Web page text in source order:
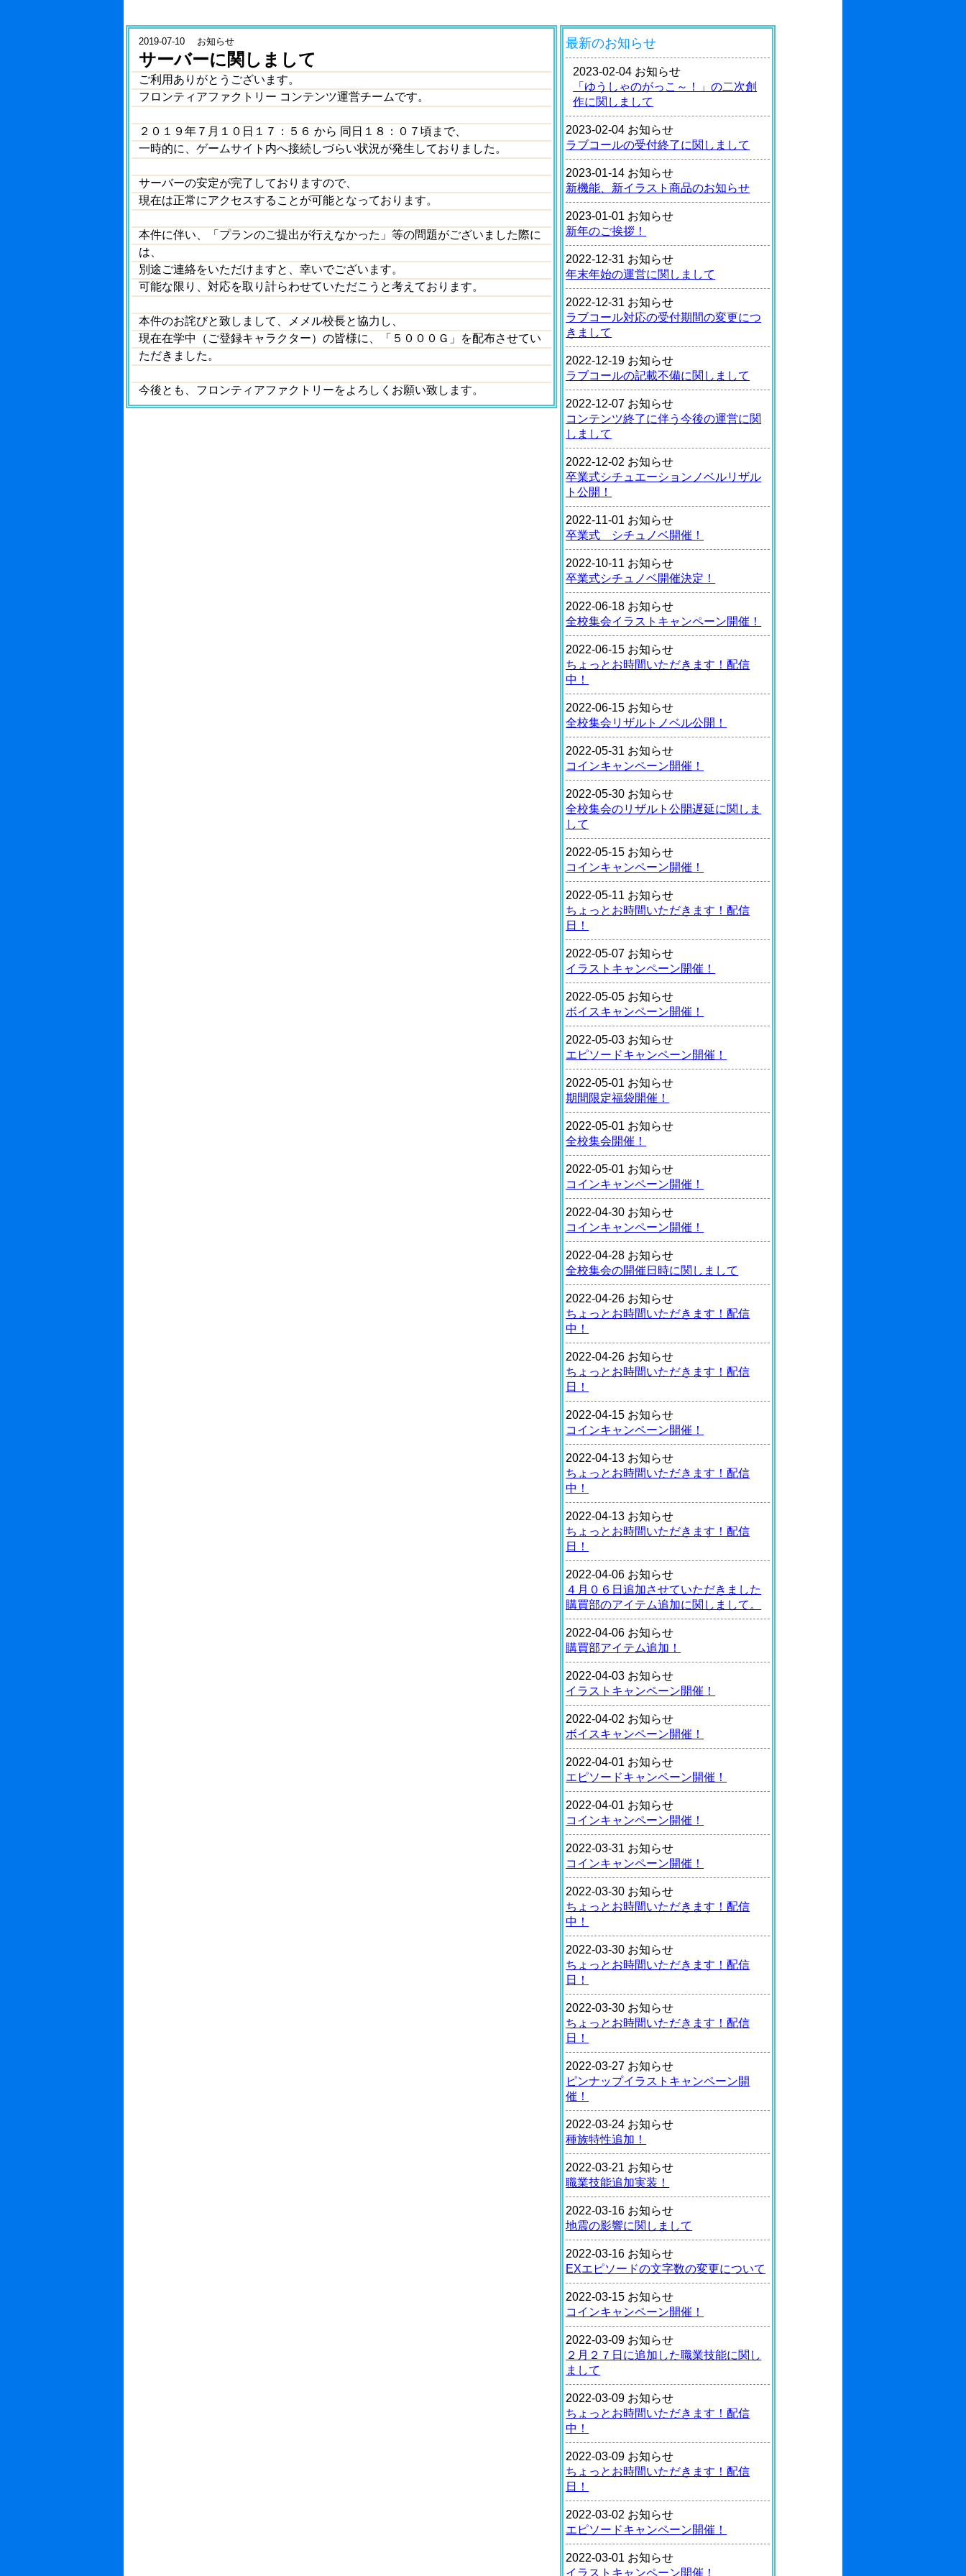
2019-07-10 お知らせ
サーバーに関しまして
ご利用ありがとうございます。
フロンティアファクトリー コンテンツ運営チームです。
２０１９年７月１０日１７：５６ から 同日１８：０７頃まで、
一時的に、ゲームサイト内へ接続しづらい状況が発生しておりました。
サーバーの安定が完了しておりますので、
現在は正常にアクセスすることが可能となっております。
本件に伴い、「プランのご提出が行えなかった」等の問題がございました際に
は、
別途ご連絡をいただけますと、幸いでございます。
可能な限り、対応を取り計らわせていただこうと考えております。
本件のお詫びと致しまして、メメル校長と協力し、
現在在学中（ご登録キャラクター）の皆様に、「５０００Ｇ」を配布させてい
ただきました。
今後とも、フロンティアファクトリーをよろしくお願い致します。
最新のお知らせ
2023-02-04 お知らせ
「ゆうしゃのがっこ～！」の二次創
作に関しまして
2023-02-04 お知らせ
ラブコールの受付終了に関しまして
2023-01-14 お知らせ
新機能、新イラスト商品のお知らせ
2023-01-01 お知らせ
新年のご挨拶！
2022-12-31 お知らせ
年末年始の運営に関しまして
2022-12-31 お知らせ
ラブコール対応の受付期間の変更につ
きまして
2022-12-19 お知らせ
ラブコールの記載不備に関しまして
2022-12-07 お知らせ
コンテンツ終了に伴う今後の運営に関
しまして
2022-12-02 お知らせ
卒業式シチュエーションノベルリザル
ト公開！
2022-11-01 お知らせ
卒業式 シチュノベ開催！
2022-10-11 お知らせ
卒業式シチュノベ開催決定！
2022-06-18 お知らせ
全校集会イラストキャンペーン開催！
2022-06-15 お知らせ
ちょっとお時間いただきます！配信
中！
2022-06-15 お知らせ
全校集会リザルトノベル公開！
2022-05-31 お知らせ
コインキャンペーン開催！
2022-05-30 お知らせ
全校集会のリザルト公開遅延に関しま
して
2022-05-15 お知らせ
コインキャンペーン開催！
2022-05-11 お知らせ
ちょっとお時間いただきます！配信
日！
2022-05-07 お知らせ
イラストキャンペーン開催！
2022-05-05 お知らせ
ボイスキャンペーン開催！
2022-05-03 お知らせ
エピソードキャンペーン開催！
2022-05-01 お知らせ
期間限定福袋開催！
2022-05-01 お知らせ
全校集会開催！
2022-05-01 お知らせ
コインキャンペーン開催！
2022-04-30 お知らせ
コインキャンペーン開催！
2022-04-28 お知らせ
全校集会の開催日時に関しまして
2022-04-26 お知らせ
ちょっとお時間いただきます！配信
中！
2022-04-26 お知らせ
ちょっとお時間いただきます！配信
日！
2022-04-15 お知らせ
コインキャンペーン開催！
2022-04-13 お知らせ
ちょっとお時間いただきます！配信
中！
2022-04-13 お知らせ
ちょっとお時間いただきます！配信
日！
2022-04-06 お知らせ
４月０６日追加させていただきました
購買部のアイテム追加に関しまして。
2022-04-06 お知らせ
購買部アイテム追加！
2022-04-03 お知らせ
イラストキャンペーン開催！
2022-04-02 お知らせ
ボイスキャンペーン開催！
2022-04-01 お知らせ
エピソードキャンペーン開催！
2022-04-01 お知らせ
コインキャンペーン開催！
2022-03-31 お知らせ
コインキャンペーン開催！
2022-03-30 お知らせ
ちょっとお時間いただきます！配信
中！
2022-03-30 お知らせ
ちょっとお時間いただきます！配信
日！
2022-03-30 お知らせ
ちょっとお時間いただきます！配信
日！
2022-03-27 お知らせ
ピンナップイラストキャンペーン開
催！
2022-03-24 お知らせ
種族特性追加！
2022-03-21 お知らせ
職業技能追加実装！
2022-03-16 お知らせ
地震の影響に関しまして
2022-03-16 お知らせ
EXエピソードの文字数の変更について
2022-03-15 お知らせ
コインキャンペーン開催！
2022-03-09 お知らせ
２月２７日に追加した職業技能に関し
まして
2022-03-09 お知らせ
ちょっとお時間いただきます！配信
中！
2022-03-09 お知らせ
ちょっとお時間いただきます！配信
日！
2022-03-02 お知らせ
エピソードキャンペーン開催！
2022-03-01 お知らせ
イラストキャンペーン開催！